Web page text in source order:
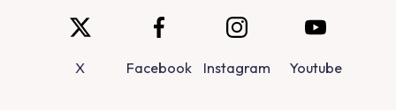
X Facebook Instagram Youtube